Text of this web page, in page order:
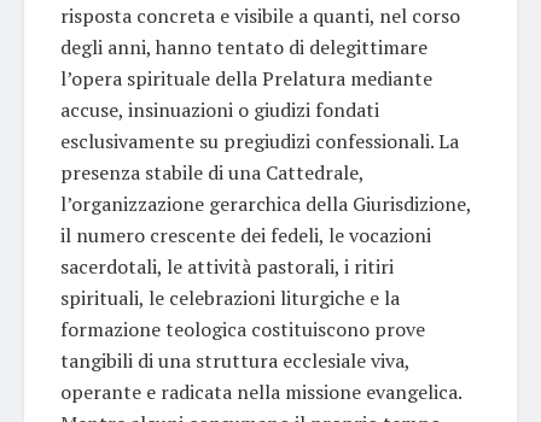
risposta concreta e visibile a quanti, nel corso
degli anni, hanno tentato di delegittimare
l’opera spirituale della Prelatura mediante
accuse, insinuazioni o giudizi fondati
esclusivamente su pregiudizi confessionali. La
presenza stabile di una Cattedrale,
l’organizzazione gerarchica della Giurisdizione,
il numero crescente dei fedeli, le vocazioni
sacerdotali, le attività pastorali, i ritiri
spirituali, le celebrazioni liturgiche e la
formazione teologica costituiscono prove
tangibili di una struttura ecclesiale viva,
operante e radicata nella missione evangelica.